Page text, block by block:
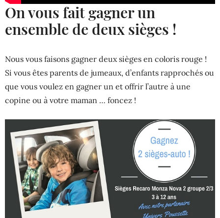
On vous fait gagner un
ensemble de deux sièges !
Nous vous faisons gagner deux sièges en coloris rouge !
Si vous êtes parents de jumeaux, d’enfants rapprochés ou
que vous voulez en gagner un et offrir l’autre à une
copine ou à votre maman … foncez !